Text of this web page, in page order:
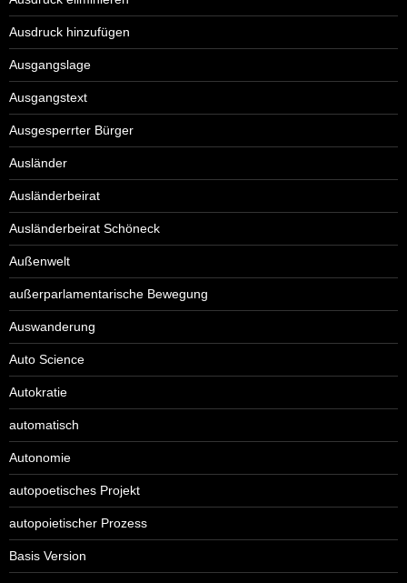
Ausdruck hinzufügen
Ausgangslage
Ausgangstext
Ausgesperrter Bürger
Ausländer
Ausländerbeirat
Ausländerbeirat Schöneck
Außenwelt
außerparlamentarische Bewegung
Auswanderung
Auto Science
Autokratie
automatisch
Autonomie
autopoetisches Projekt
autopoietischer Prozess
Basis Version